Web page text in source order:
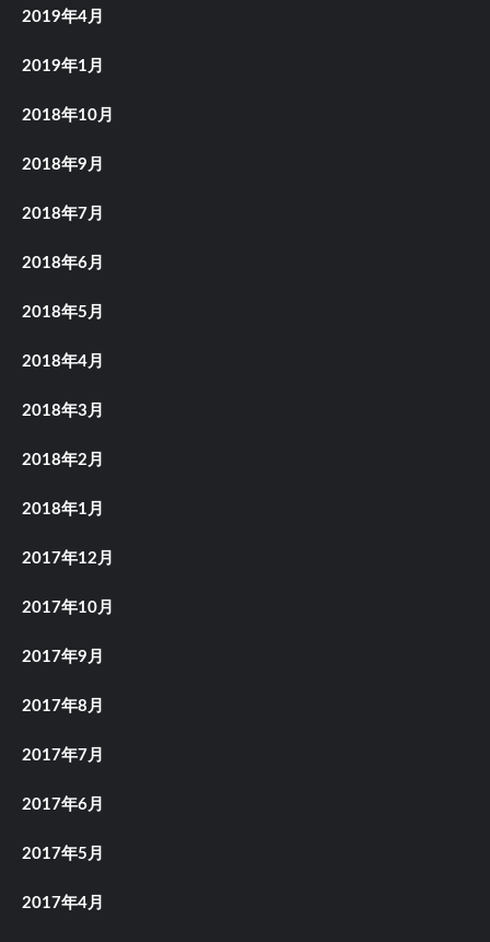
2019年4月
2019年1月
2018年10月
2018年9月
2018年7月
2018年6月
2018年5月
2018年4月
2018年3月
2018年2月
2018年1月
2017年12月
2017年10月
2017年9月
2017年8月
2017年7月
2017年6月
2017年5月
2017年4月